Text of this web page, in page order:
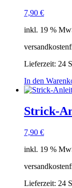
7,90 €
inkl. 19 %
Lieferzeit: 24
In den
Strick-
7,90 €
inkl. 19 %
Lieferzeit: 24